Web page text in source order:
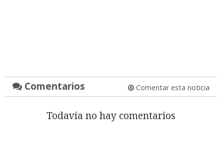
Comentarios Comentar esta noticia
Todavía no hay comentarios